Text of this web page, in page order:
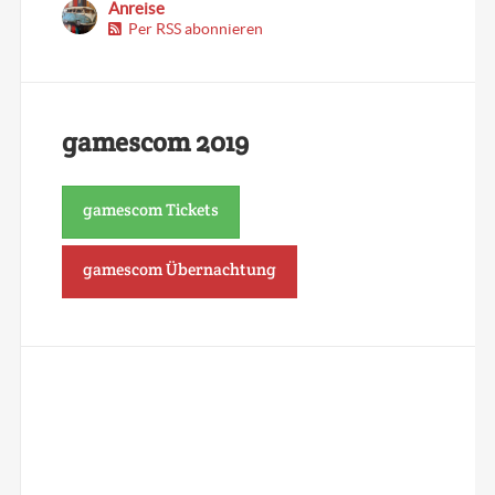
Anreise
Per RSS abonnieren
gamescom 2019
gamescom Tickets
gamescom Übernachtung